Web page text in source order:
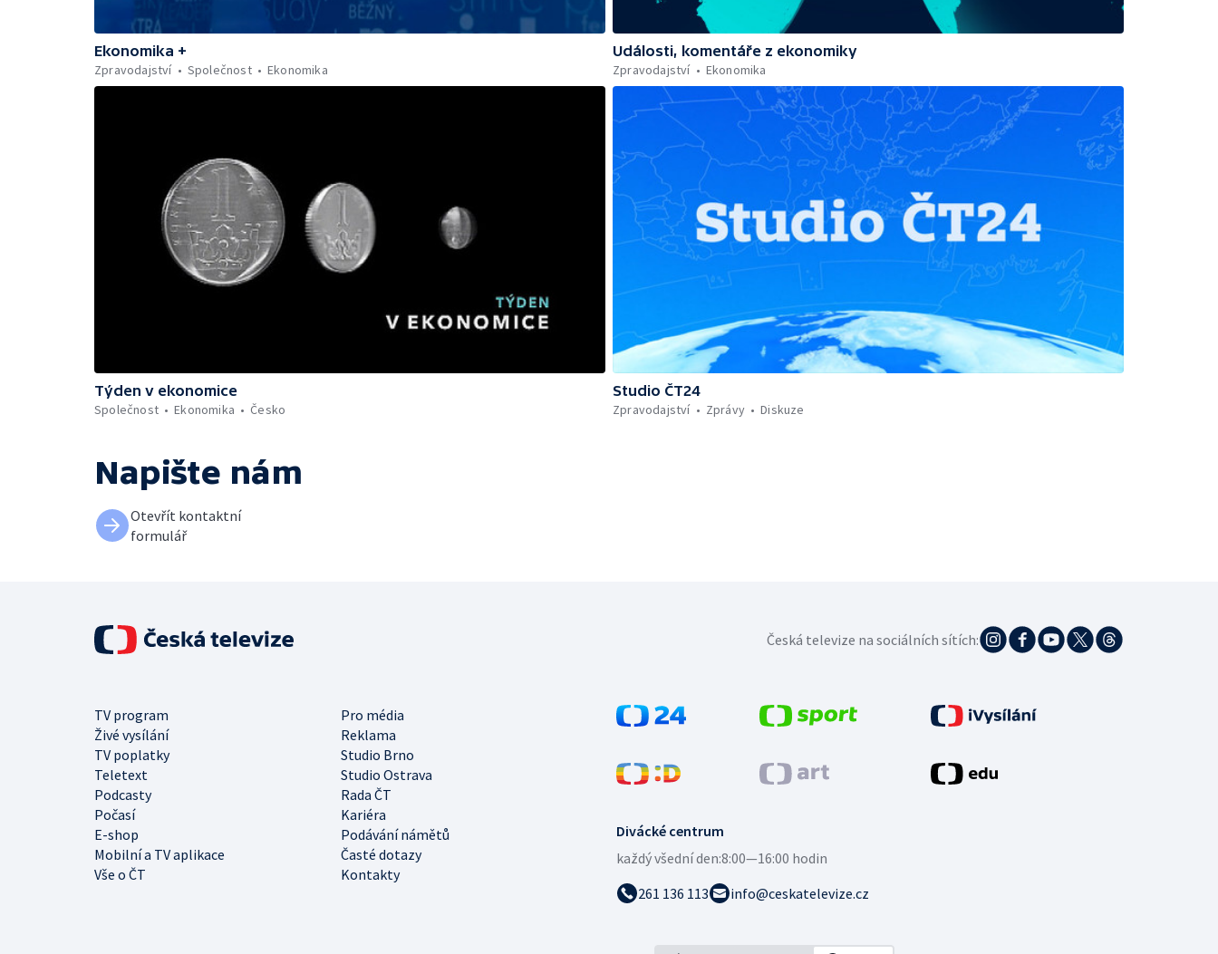
Ekonomika +
Zpravodajství
Společnost Ekonomika
Události, komentáře z ekonomiky
Zpravodajství
Ekonomika
Týden v ekonomice
Společnost
Ekonomika Česko
Studio ČT24
Zpravodajství
Zprávy Diskuze
Napište nám
Otevřít kontaktní
formulář
Divácké centrum
každý všední den:8:00—16:00 hodin
261 136 113
info@ceskatelevize.cz
TV program
Pro média
Živé vysílání
Reklama
TV poplatky
Studio Brno
Teletext
Studio Ostrava
Podcasty
Rada ČT
Počasí
Kariéra
E-shop
Podávání námětů
Mobilní a TV aplikace
Časté dotazy
Vše o ČT
Kontakty
Česká televize na sociálních sítích: